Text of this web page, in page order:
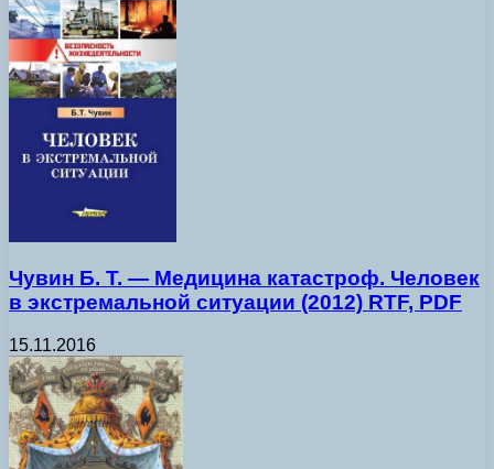
Чувин Б. Т. — Медицина катастроф. Человек
в экстремальной ситуации (2012) RTF, PDF
15.11.2016